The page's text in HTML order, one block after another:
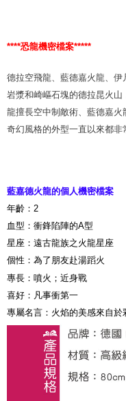
を延長できますが、商品を
約商品や商品到着日が比較
わらず、AFTEEで指定され
二、支払い限度額
三、利用規約「AFTEE代金
ロテクションズ（以下
ます。当サービスご利用の際
の氏名、電話番号、受取人の
限らない）は、AFTEEに渡
ームページの『個人情報の収
ださい（https://aftee.tw/
AFTEEの初回ご利用の際に
ります。支払い期限を過ぎ
納金が加算されます。未成
の同意を得ればAFTEEをご
個人情報の処理、利用につ
行使したい場合は、ネットプ
****恐龍機密檔案*****
德拉空飛龍、藍德嘉火龍、
岩漿和崎嶇石塊的德拉昆火
龍擅長空中制敵術、藍德嘉
奇幻風格的外型一直以來都非
藍嘉德火龍的個人機密檔案
年齡：2
血型：衝鋒陷陣的A型
星座：遠古龍族之火龍星座
個性：為了朋友赴湯蹈火
專長：噴火；近身戰
喜好：凡事衝第一
專屬名言：火焰的美感來自於